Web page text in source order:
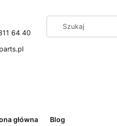
64 40
główna Blog